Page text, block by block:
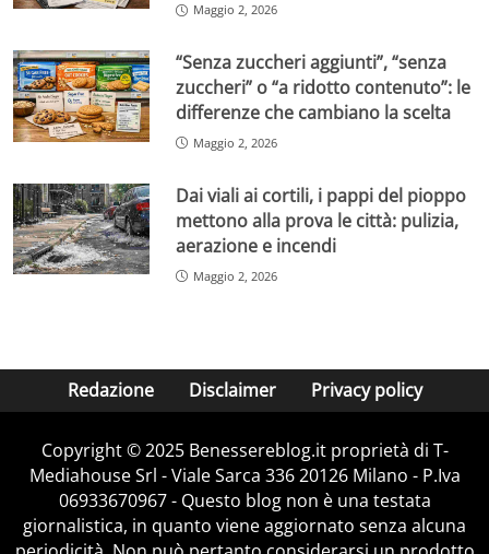
Maggio 2, 2026
“Senza zuccheri aggiunti”, “senza
zuccheri” o “a ridotto contenuto”: le
differenze che cambiano la scelta
Maggio 2, 2026
Dai viali ai cortili, i pappi del pioppo
mettono alla prova le città: pulizia,
aerazione e incendi
Maggio 2, 2026
Redazione Disclaimer Privacy policy
Copyright © 2025 Benessereblog.it proprietà di T-
Mediahouse Srl - Viale Sarca 336 20126 Milano - P.Iva
06933670967 - Questo blog non è una testata
giornalistica, in quanto viene aggiornato senza alcuna